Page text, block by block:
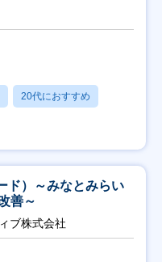
20代におすすめ
ド）～みなとみらい
善～
ブ株式会社